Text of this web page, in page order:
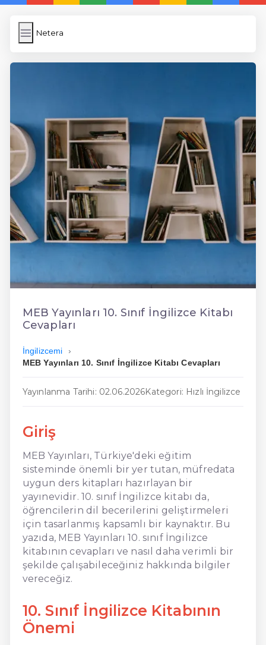
Netera
Netera
Anasayfa
5 Günde İngilizce
İngilizce
Dil Eğitimi
En Hızlı İngilizce
En Ucuz İngilizce
En Uygun İngilizce
Hızlı İngilizce
MEB Yayınları 10. Sınıf İngilizce Kitabı
Cevapları
İngilizcemi
MEB Yayınları 10. Sınıf İngilizce Kitabı Cevapları
Yayınlanma Tarihi: 02.06.2026Kategori: Hızlı İngilizce
Giriş
MEB Yayınları, Türkiye'deki eğitim
sisteminde önemli bir yer tutan, müfredata
uygun ders kitapları hazırlayan bir
yayınevidir. 10. sınıf İngilizce kitabı da,
öğrencilerin dil becerilerini geliştirmeleri
için tasarlanmış kapsamlı bir kaynaktır. Bu
yazıda, MEB Yayınları 10. sınıf İngilizce
kitabının cevapları ve nasıl daha verimli bir
şekilde çalışabileceğiniz hakkında bilgiler
vereceğiz.
10. Sınıf İngilizce Kitabının
Önemi